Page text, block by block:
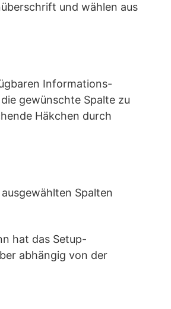
und wählen aus
Informations-
gewünschte Spalte zu
Häkchen durch
Spalten
hat das Setup-
abhängig von der